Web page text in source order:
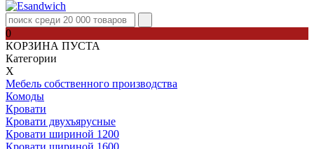
0
КОРЗИНА ПУСТА
Категории
Х
Мебель собственного производства
Комоды
Кровати
Кровати двухъярусные
Кровати шириной 1200
Кровати шириной 1600